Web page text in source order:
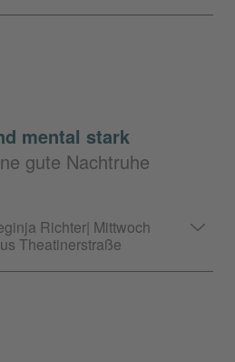
mental stark
gute Nachtruhe
Richter| Mittwoch
Theatinerstraße